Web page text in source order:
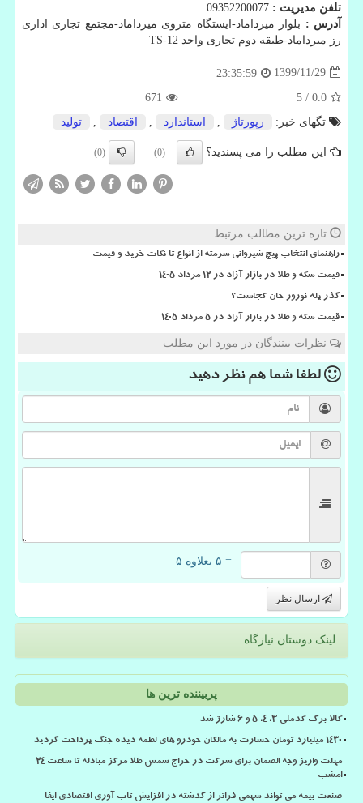
تلفن مدیریت :
آدرس : بلوار میرداماد-ایستگاه متروی میرداماد-مجتمع تجاری اداری
رز میرداماد-طبقه دوم تجاری واحد TS-12
1399/11/29
23:35:59
0.0
/
5
671
تگهای خبر:
رپورتاژ استاندارد اقتصاد تولید
این مطلب را می پسندید؟ (0)
(0)
تازه ترین مطالب مرتبط
راهنمای انتخاب پیچ شیروانی سرمته از انواع تا نکات خرید و قیمت
قیمت سکه و طلا در بازار آزاد در ۱۲ مرداد ۱۴۰۵
گذر پله نوروز خان کجاست؟
قیمت سکه و طلا در بازار آزاد در ۵ مرداد ۱۴۰۵
نظرات بینندگان در مورد این مطلب
لطفا شما همنظر دهید
= ۵ بعلاوه ۵
ارسال نظر
لینک دوستان نیازگاه
پربیننده ترین ها
کالا برگ کدملی 3، 4، 5 و 6 شارژ شد
۱۴۳۰ میلیارد تومان خسارت به مالکان خودرو های لطمه دیده جنگ پرداخت گردید
مهلت واریز وجه الضمان برای شرکت در حراج شمش طلا مرکز مبادله تا ساعت ۲۴
امشب
صنعت بیمه می تواند سهمی فراتر از گذشته در افزایش تاب آوری اقتصادی ایفا